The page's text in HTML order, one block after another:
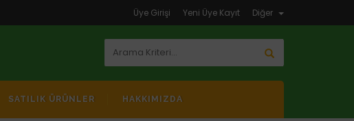
Üye Girişi Yeni Üye Kayıt Diğer
SATILIK ÜRÜNLER HAKKIMIZDA